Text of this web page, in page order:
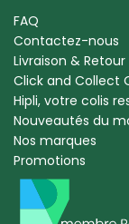
FAQ
Contactez-nous
Livraison & Retour
Click and Collect
Hipli, votre colis
Nouveautés du
Nos marques
Promotions